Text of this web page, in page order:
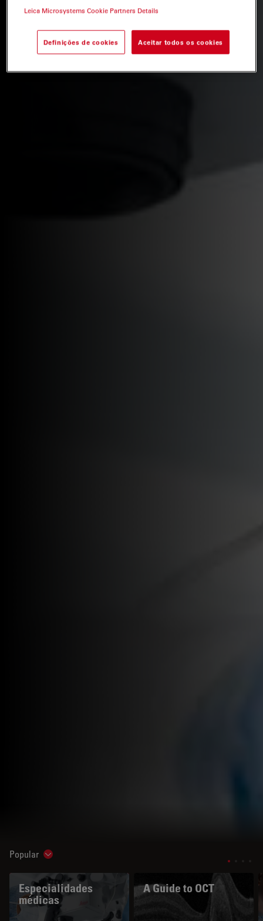
Popular Show subnavigation
Especialidades
médicas
A Guide to OCT
Leica Microsystems Cookie Partners Details
Definições de cookies Aceitar todos os cookies